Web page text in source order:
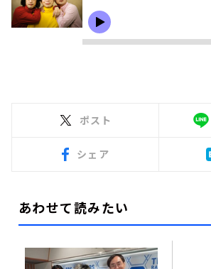
ポスト
シェア
あわせて読みたい